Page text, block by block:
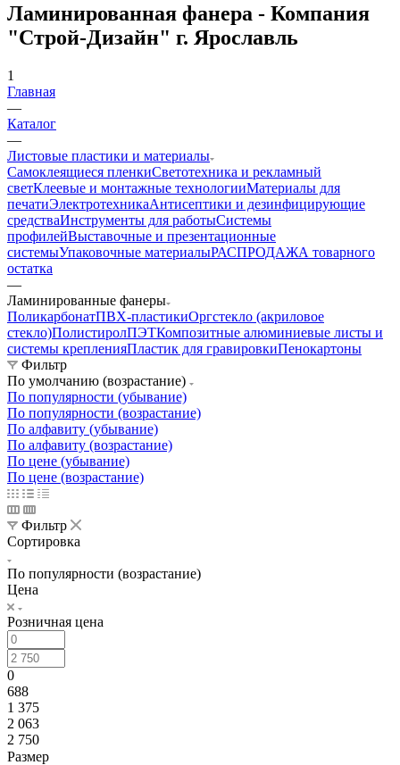
Ламинированная фанера - Компания
"Строй-Дизайн" г. Ярославль
1
Главная
—
Каталог
—
Листовые пластики и материалы
Самоклеящиеся пленкиСветотехника и рекламный
светКлеевые и монтажные технологииМатериалы для
печатиЭлектротехникаАнтисептики и дезинфицирующие
средстваИнструменты для работыСистемы
профилейВыставочные и презентационные
системыУпаковочные материалыРАСПРОДАЖА товарного
остатка
—
Ламинированные фанеры
ПоликарбонатПВХ-пластикиОргстекло (акриловое
стекло)ПолистиролПЭТКомпозитные алюминиевые листы и
системы крепленияПластик для гравировкиПенокартоны
Фильтр
По умолчанию (возрастание)
По популярности (убывание)
По популярности (возрастание)
По алфавиту (убывание)
По алфавиту (возрастание)
По цене (убывание)
По цене (возрастание)
Фильтр
Сортировка
По популярности (возрастание)
Цена
Розничная цена
0
688
1 375
2 063
2 750
Размер